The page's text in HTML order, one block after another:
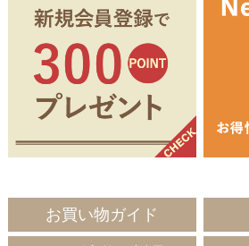
お買い物ガイド